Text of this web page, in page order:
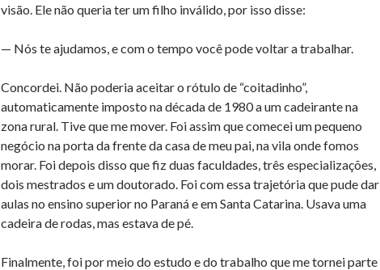
visão. Ele não queria ter um filho inválido, por isso disse:
— Nós te ajudamos, e com o tempo você pode voltar a trabalhar.
Concordei. Não poderia aceitar o rótulo de “coitadinho”,
automaticamente imposto na década de 1980 a um cadeirante na
zona rural. Tive que me mover. Foi assim que comecei um pequeno
negócio na porta da frente da casa de meu pai, na vila onde fomos
morar. Foi depois disso que fiz duas faculdades, três especializações,
dois mestrados e um doutorado. Foi com essa trajetória que pude dar
aulas no ensino superior no Paraná e em Santa Catarina. Usava uma
cadeira de rodas, mas estava de pé.
Finalmente, foi por meio do estudo e do trabalho que me tornei parte